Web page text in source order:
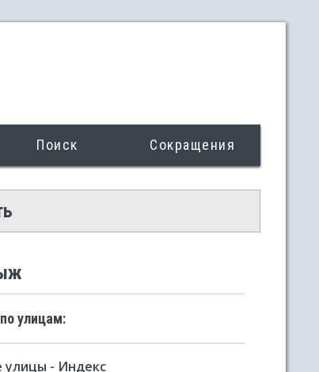
Поиск Сокращения
улицам:
улицы - Индекс